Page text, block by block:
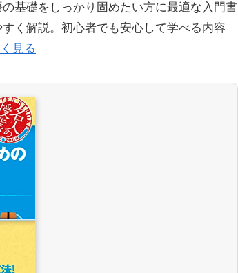
基礎をしっかり固めたい方に最適な入門書
く解説。初心者でも安心して学べる内容
見る